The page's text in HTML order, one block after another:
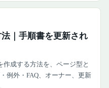
｜手順書を更新され
成する方法を、ページ型と
例外・FAQ、オーナー、更新